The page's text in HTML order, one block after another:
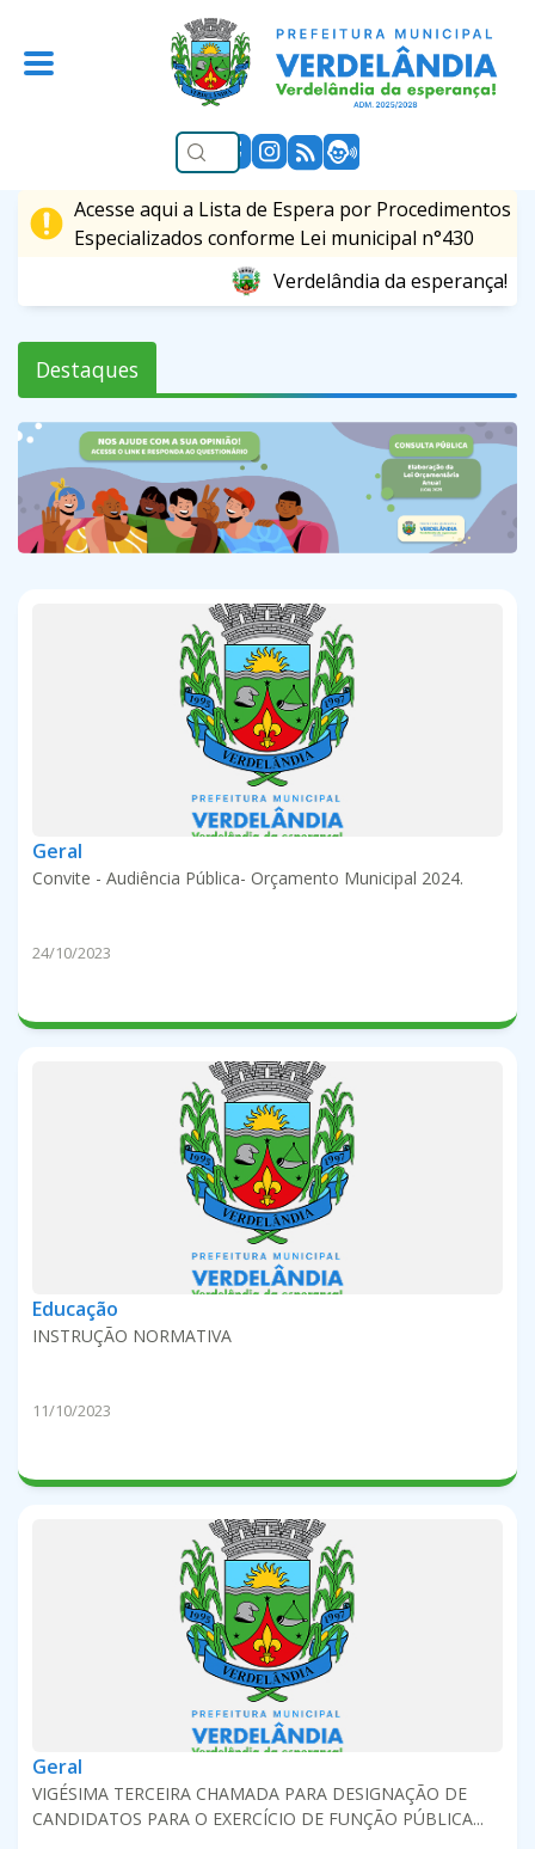
Acesse aqui a Lista de Espera por Procedimentos
Especializados conforme Lei municipal n°430
Verdelândia da esperança!
Destaques
Geral
Convite - Audiência Pública- Orçamento Municipal 2024.
24/10/2023
Educação
INSTRUÇÃO NORMATIVA
11/10/2023
Geral
VIGÉSIMA TERCEIRA CHAMADA PARA DESIGNAÇÃO DE
CANDIDATOS PARA O EXERCÍCIO DE FUNÇÃO PÚBLICA...